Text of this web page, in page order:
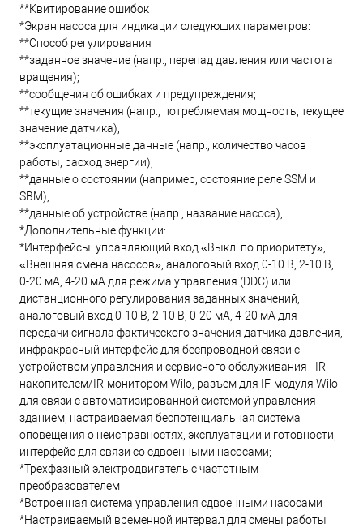
**Квитирование ошибок
*Экран насоса для индикации следующих параметров:
**Способ регулирования
**заданное значение (напр., перепад давления или частота
вращения);
**сообщения об ошибках и предупреждения;
**текущие значения (напр., потребляемая мощность, текущее
значение датчика);
**эксплуатационные данные (напр., количество часов
работы, расход энергии);
**данные о состоянии (например, состояние реле SSM и
SBM);
**данные об устройстве (напр., название насоса);
*Дополнительные функции:
*Интерфейсы: управляющий вход «Выкл. по приоритету»,
«Внешняя смена насосов», аналоговый вход 0-10 В, 2-10 В,
0-20 мА, 4-20 мА для ​режима управления (DDC) или
дистанционного регулирования заданных значений,
аналоговый вход 0-10 В, 2-10 В, 0-20 мА, 4-20 мА для
передачи сигнала фактического значения датчика давления,
инфракрасный интерфейс для беспроводной связи с
устройством управления и сервисного обслуживания - IR-
накопителем/IR-монитором Wilo, разъем для IF-модуля Wilo
для связи с автоматизированной системой управления
зданием, настраиваемая беспотенциальная система
оповещения о неисправностях, эксплуатации и готовности,
интерфейс для связи со сдвоенными насосами;
*Трехфазный электродвигатель с частотным
преобразователем
*Встроенная система управления сдвоенными насосами
*Настраиваемый временной интервал для смены работы